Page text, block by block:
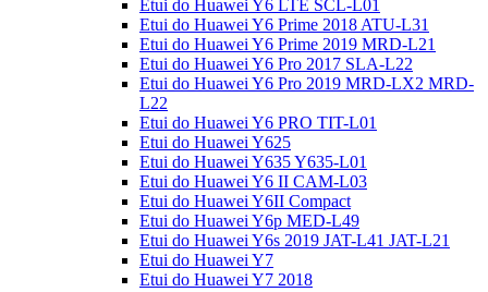
Etui do Huawei Y6 LTE SCL-L01
Etui do Huawei Y6 Prime 2018 ATU-L31
Etui do Huawei Y6 Prime 2019 MRD-L21
Etui do Huawei Y6 Pro 2017 SLA-L22
Etui do Huawei Y6 Pro 2019 MRD-LX2 MRD-
L22
Etui do Huawei Y6 PRO TIT-L01
Etui do Huawei Y625
Etui do Huawei Y635 Y635-L01
Etui do Huawei Y6 II CAM-L03
Etui do Huawei Y6II Compact
Etui do Huawei Y6p MED-L49
Etui do Huawei Y6s 2019 JAT-L41 JAT-L21
Etui do Huawei Y7
Etui do Huawei Y7 2018